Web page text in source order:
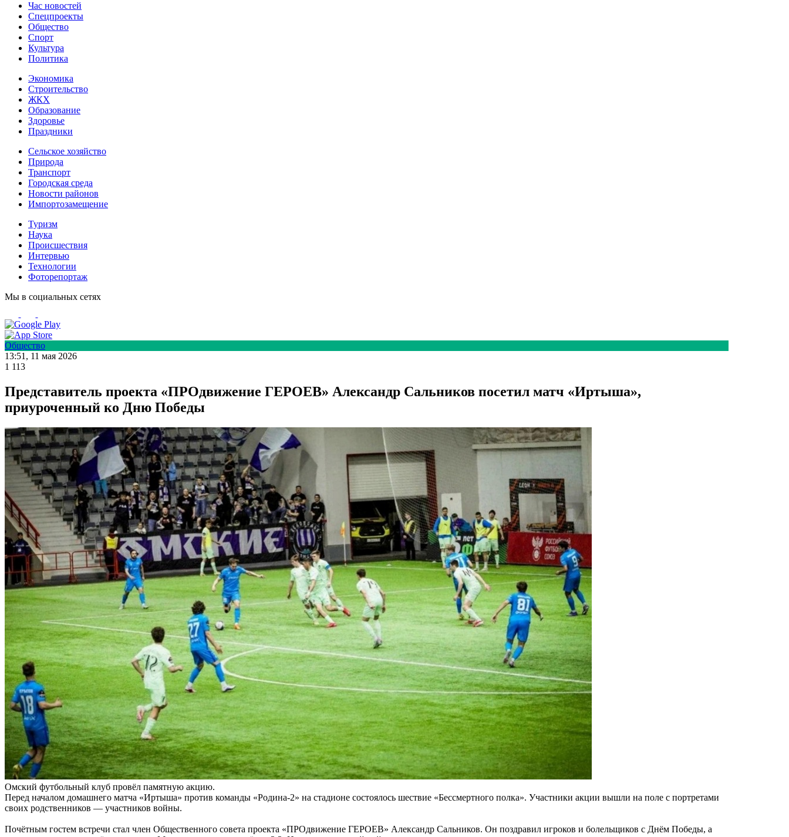
Час новостей
Спецпроекты
Общество
Спорт
Культура
Политика
Экономика
Строительство
ЖКХ
Образование
Здоровье
Праздники
Сельское хозяйство
Природа
Транспорт
Городская среда
Новости районов
Импортозамещение
Туризм
Наука
Происшествия
Интервью
Технологии
Фоторепортаж
Мы в социальных сетях
Общество
13:51, 11 мая 2026
1 113
Представитель проекта «ПРОдвижение ГЕРОЕВ» Александр Сальников посетил матч «Иртыша»,
приуроченный ко Дню Победы
Омский футбольный клуб провёл памятную акцию.
Перед началом домашнего матча «Иртыша» против команды «Родина-2» на стадионе состоялось шествие «Бессмертного полка». Участники акции вышли на поле с портретами
своих родственников — участников войны.
Почётным гостем встречи стал член Общественного совета проекта «ПРОдвижение ГЕРОЕВ» Александр Сальников. Он поздравил игроков и болельщиков с Днём Победы, а